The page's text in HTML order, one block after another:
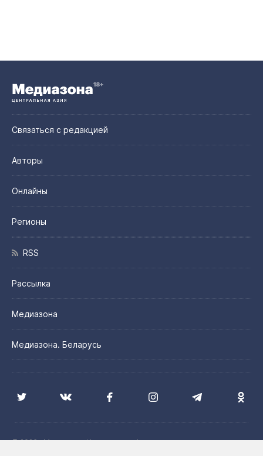
Связаться с редакцией
Авторы
Онлайны
Регионы
RSS
Рассылка
Медиазона
Медиазона. Беларусь
© 2026 «Медиазона Центральная Азия»